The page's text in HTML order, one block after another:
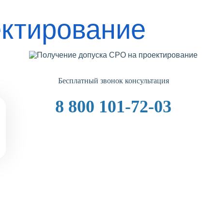
Бесплатный звонок консультация
8 800 101-72-03